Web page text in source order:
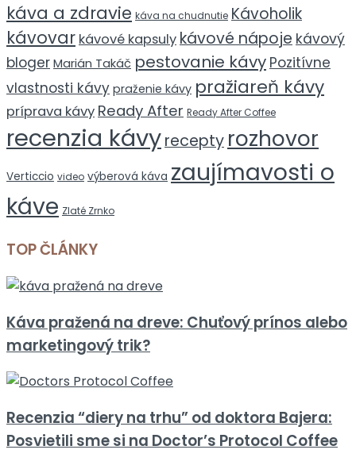
káva a zdravie káva na chudnutie Kávoholik
kávovar kávové kapsuly kávové nápoje kávový
blogerMarián Takáč pestovanie kávy Pozitívne
vlastnosti kávy praženie kávy pražiareň kávy
príprava kávy Ready After Ready After Coffee
recenzia kávyrecepty rozhovor
Verticcio video výberová káva zaujímavosti o
káve Zlaté Zrnko
TOP ČLÁNKY
Káva pražená na dreve: Chuťový prínos alebo
marketingový trik?
Recenzia “diery na trhu” od doktora Bajera:
Posvietili sme si na Doctor’s Protocol Coffee